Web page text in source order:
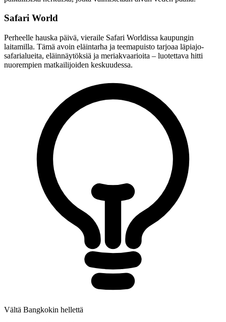
Safari World
Perheelle hauska päivä, vieraile Safari Worldissa kaupungin
laitamilla. Tämä avoin eläintarha ja teemapuisto tarjoaa läpiajo-
safarialueita, eläinnäytöksiä ja meriakvaarioita – luotettava hitti
nuorempien matkailijoiden keskuudessa.
Vältä Bangkokin hellettä